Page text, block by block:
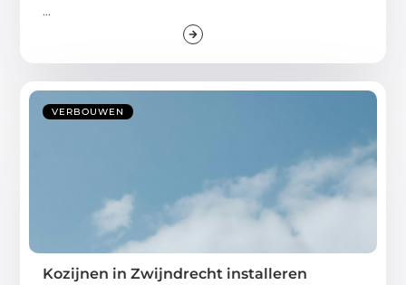
...
VERBOUWEN
Kozijnen in Zwijndrecht installeren